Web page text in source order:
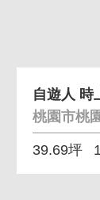
桃園市桃
39.69坪